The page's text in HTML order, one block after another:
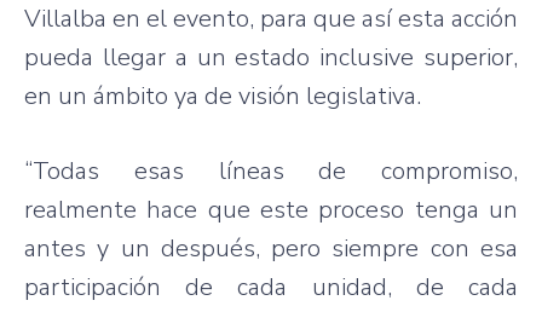
Villalba en el evento, para que así esta acción
pueda llegar a un estado inclusive superior,
en un ámbito ya de visión legislativa.
“Todas esas líneas de compromiso,
realmente hace que este proceso tenga un
antes y un después, pero siempre con esa
participación de cada unidad, de cada